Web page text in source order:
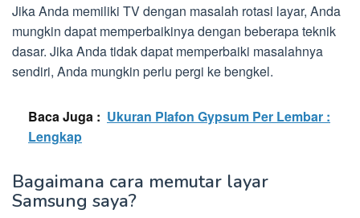
Jika Anda memiliki TV dengan masalah rotasi layar, Anda
mungkin dapat memperbaikinya dengan beberapa teknik
dasar. Jika Anda tidak dapat memperbaiki masalahnya
sendiri, Anda mungkin perlu pergi ke bengkel.
Baca Juga : Ukuran Plafon Gypsum Per Lembar :
Lengkap
Bagaimana cara memutar layar
Samsung saya?